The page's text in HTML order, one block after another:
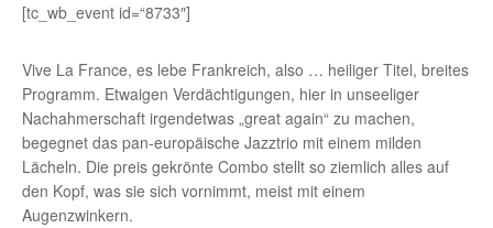
[tc_wb_event id=“8733″]
Vive La France, es lebe Frankreich, also … heiliger Titel, breites
Programm. Etwaigen Verdächtigungen, hier in unseeliger
Nachahmerschaft irgendetwas „great again“ zu machen,
begegnet das pan-europäische Jazztrio mit einem milden
Lächeln. Die preis­ gekrönte Combo stellt so ziemlich alles auf
den Kopf, was sie sich vornimmt, meist mit einem
Augenzwinkern.